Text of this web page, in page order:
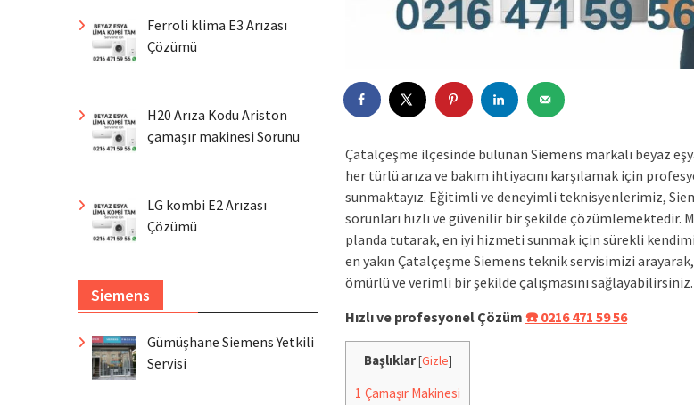
Çatalçeşme ilçesinde bulunan Siemens markalı beyaz
her türlü arıza ve bakım ihtiyacını karşılamak için
sunmaktayız. Eğitimli ve deneyimli teknisyenlerimiz,
sorunları hızlı ve güvenilir bir şekilde çözümlemektedir.
planda tutarak, en iyi hizmeti sunmak için sürekli
en yakın Çatalçeşme Siemens teknik servisimizi arayarak,
ömürlü ve verimli bir şekilde çalışmasını sağlayabilirsiniz.
Hızlı ve profesyonel Çözüm ☎️ 0216 471 59 56
Başlıklar [Gizle]
1 Çamaşır Makinesi
Ferroli klima E3 Arızası
Çözümü
H20 Arıza Kodu Ariston
çamaşır makinesi Sorunu
LG kombi E2 Arızası
Çözümü
Siemens
Gümüşhane Siemens Yetkili
Servisi